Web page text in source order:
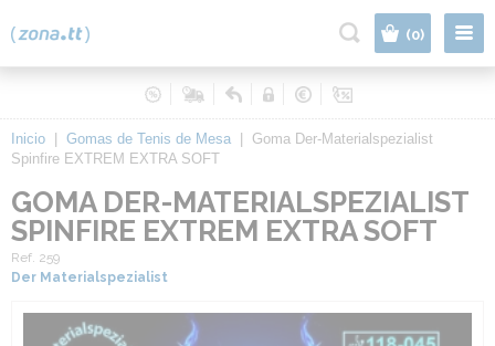
(0)
Inicio Gomas de Tenis de Mesa
Goma Der-Materialspezialist
Spinfire EXTREM EXTRA SOFT
GOMA DER-MATERIALSPEZIALIST
SPINFIRE EXTREM EXTRA SOFT
Ref. 259
Der Materialspezialist